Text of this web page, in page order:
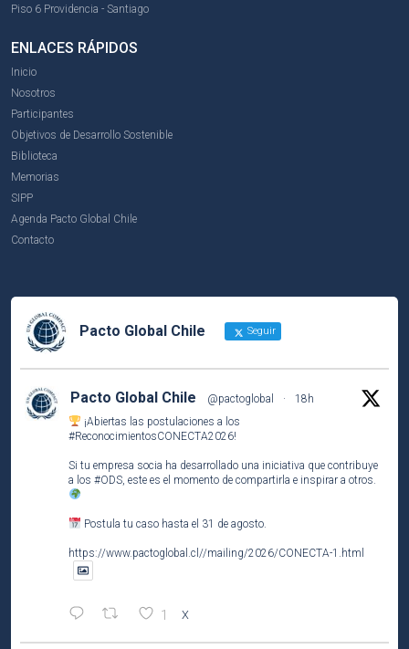
Piso 6 Providencia - Santiago
ENLACES RÁPIDOS
Inicio
Nosotros
Participantes
Objetivos de Desarrollo Sostenible
Biblioteca
Memorias
SIPP
Agenda Pacto Global Chile
Contacto
Pacto Global Chile Seguir
Pacto Global Chile @pactoglobal ·
18h
¡Abiertas las postulaciones a los
#ReconocimientosCONECTA2026!
Si tu empresa socia ha desarrollado una iniciativa que contribuye
a los #ODS , este es el momento de compartirla e inspirar a otros.
Postula tu caso hasta el 31 de agosto.
https://www.pactoglobal.cl//mailing/2026/CONECTA-1.html
1 X